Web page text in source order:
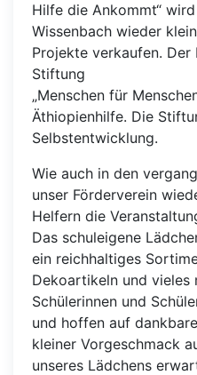
Hilfe die Ankommt“
Wissenbach wieder
Projekte verkaufen. Der
Stiftung
„Menschen für
Äthiopienhilfe. Die
Selbstentwicklung.
Wie auch in den
unser Förderverein
Helfern die
Das schuleigene
ein reichhaltiges
Dekoartikeln und vieles
Schülerinnen und
und hoffen auf
kleiner Vorgeschmack
unseres Lädchens